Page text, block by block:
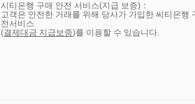
시티은행 구매 안전 서비스(지급 보증)：
고객은 안전한 거래를 위해 당사가 가입한 씨티은행
전서비스
(결제대금 지급보증)를 이용할 수 있습니다.